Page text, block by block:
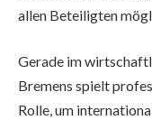
allen Beteiligten
Gerade im
Bremens spielt
Rolle, um